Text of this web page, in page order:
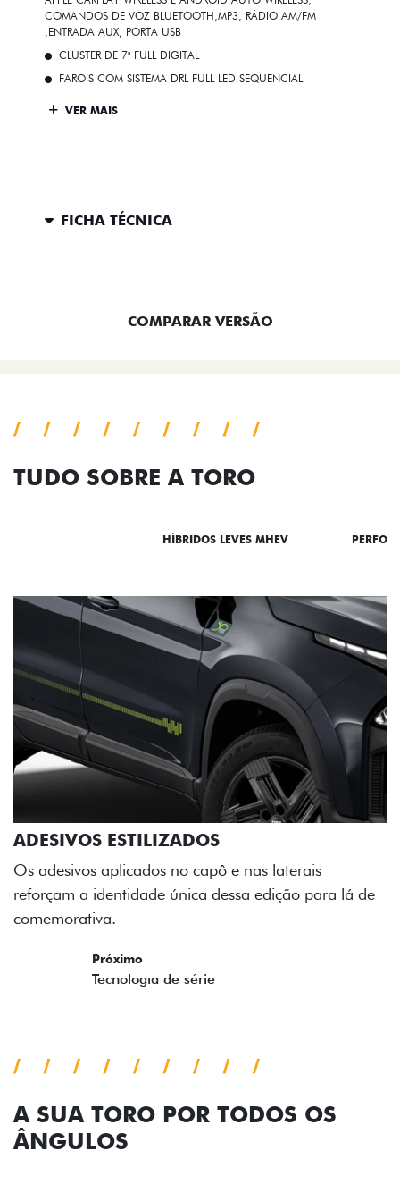
COMANDOS DE VOZ BLUETOOTH,MP3, RÁDIO AM/FM
,ENTRADA AUX, PORTA USB
CLUSTER DE 7" FULL DIGITAL
FAROIS COM SISTEMA DRL FULL LED SEQUENCIAL
VER MAIS
FICHA TÉCNICA
COMPARAR VERSÃO
TUDO SOBRE A TORO
HÍBRIDOS LEVES MHEV
ADESIVOS ESTILIZADOS
Os adesivos aplicados no capô e nas laterais
reforçam a identidade única dessa edição para lá de
comemorativa.
Próximo
Tecnologia de série
A SUA TORO POR TODOS OS
ÂNGULOS